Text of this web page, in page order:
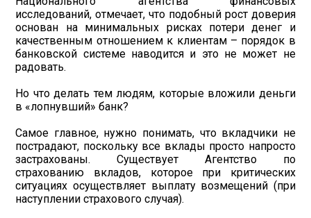
исследований, отмечает, что подобный рост доверия
основан на минимальных рисках потери денег и
качественным отношением к клиентам – порядок в
банковской системе наводится и это не может не
радовать.
Но что делать тем людям, которые вложили деньги
в «лопнувший» банк?
Самое главное, нужно понимать, что вкладчики не
пострадают, поскольку все вклады просто напросто
застрахованы. Существует Агентство по
страхованию вкладов, которое при критических
ситуациях осуществляет выплату возмещений (при
наступлении страхового случая).